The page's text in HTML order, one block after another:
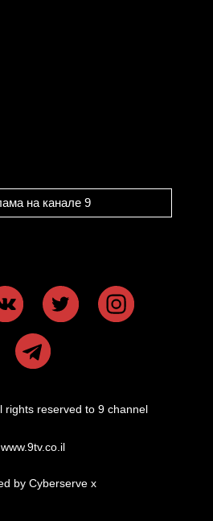
на канале 9
rights reserved to 9 channel
www.9tv.co.il
by Cyberserve x